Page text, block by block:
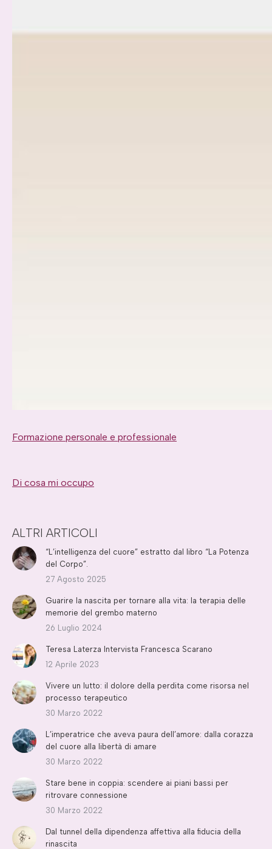
Formazione personale e professionale
Di cosa mi occupo
ALTRI ARTICOLI
“L’intelligenza del cuore” estratto dal libro “La Potenza
del Corpo”.
27 Agosto 2025
Guarire la nascita per tornare alla vita: la terapia delle
memorie del grembo materno
26 Luglio 2024
Teresa Laterza Intervista Francesca Scarano
12 Aprile 2023
Vivere un lutto: il dolore della perdita come risorsa nel
processo terapeutico
30 Marzo 2022
L’imperatrice che aveva paura dell’amore: dalla corazza
del cuore alla libertà di amare
30 Marzo 2022
Stare bene in coppia: scendere ai piani bassi per
ritrovare connessione
30 Marzo 2022
Dal tunnel della dipendenza affettiva alla fiducia della
rinascita